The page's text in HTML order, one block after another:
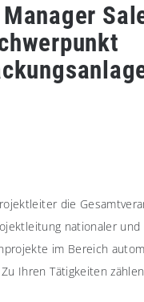
die
nationaler und
im Bereich
Ihren Tätigkeiten